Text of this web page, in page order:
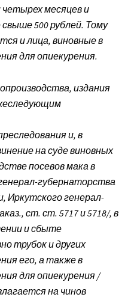
четырех месяцев и
500 рублей. Тому
и лица, виновные в
для опиекурения.
издания
и, в
на суде виновных
посевов мака в
губернаторства
Иркутского генерал-
ст. ст. 5717 и 5718/, в
и сбыте
трубок и других
его, а также в
для опиекурения /
на чинов